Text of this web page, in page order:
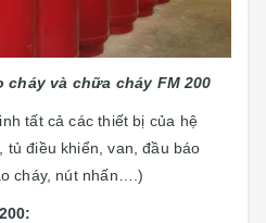
cháy và chữa cháy FM 200
tất cả các thiết bị của hệ
điều khiển, van, đầu báo
cháy, nút nhấn….)